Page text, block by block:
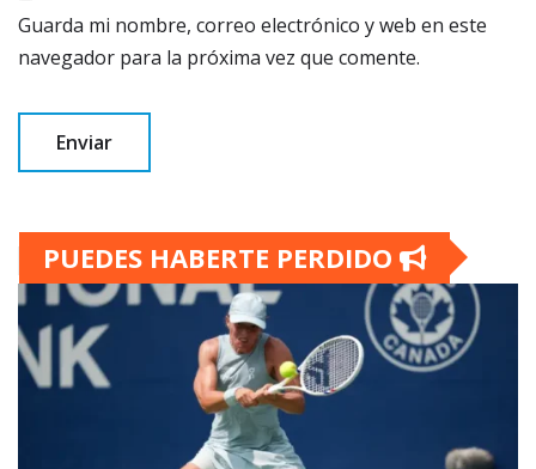
Guarda mi nombre, correo electrónico y web en este
navegador para la próxima vez que comente.
PUEDES HABERTE PERDIDO